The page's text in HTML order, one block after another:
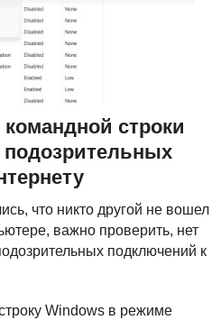
строки
что никто другой не вошел
важно проверить, нет
подключений к
Windows в режиме